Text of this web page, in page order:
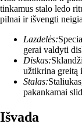
tinkamus stalo ledo
pilnai ir išvengti
Lazdelės:
gerai valdyti
Diskas:
užtikrina greitą
Stalas:
pakankamai
Išvada